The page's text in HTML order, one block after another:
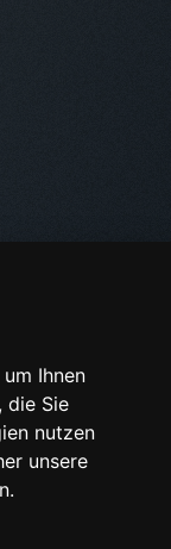
Ihnen
die Sie
nutzen
unsere